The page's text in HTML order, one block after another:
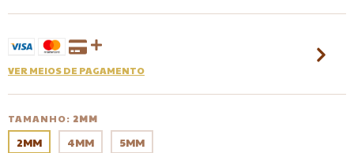
VER MEIOS DE PAGAMENTO
TAMANHO: 2MM
2MM 4MM 5MM